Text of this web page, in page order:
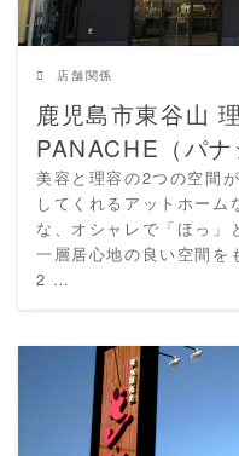
店舗関係
鹿児島市東谷山
PANACHE（パナ
美容と理容の2つの空間
してくれるアットホーム
な、オシャレで「ほっ」
一層居心地の良い空間
2 …